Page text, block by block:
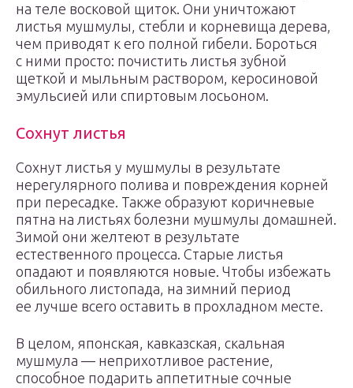
на теле восковой щиток. Они уничтожают
листья мушмулы, стебли и корневища дерева,
чем приводят к его полной гибели. Бороться
с ними просто: почистить листья зубной
щеткой и мыльным раствором, керосиновой
эмульсией или спиртовым лосьоном.
Сохнут листья
Сохнут листья у мушмулы в результате
нерегулярного полива и повреждения корней
при пересадке. Также образуют коричневые
пятна на листьях болезни мушмулы домашней.
Зимой они желтеют в результате
естественного процесса. Старые листья
опадают и появляются новые. Чтобы избежать
обильного листопада, на зимний период
ее лучше всего оставить в прохладном месте.
В целом, японская, кавказская, скальная
мушмула — неприхотливое растение,
способное подарить аппетитные сочные